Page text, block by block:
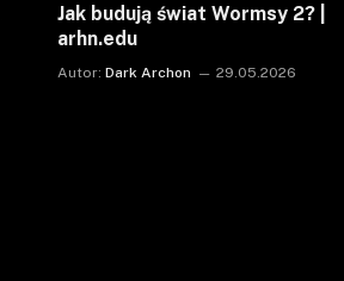
Jak budują świat Wormsy 2? |
arhn.edu
Autor: Dark Archon 29.05.2026